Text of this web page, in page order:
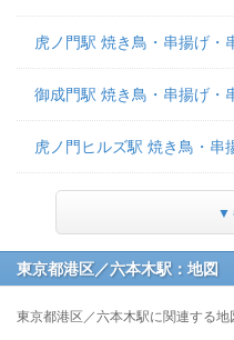
虎ノ門駅 焼き鳥・串揚げ・
御成門駅 焼き鳥・串揚げ・
虎ノ門ヒルズ駅 焼き鳥・串
▼
東京都港区／六本木駅：地図
東京都港区／六本木駅に関連する地